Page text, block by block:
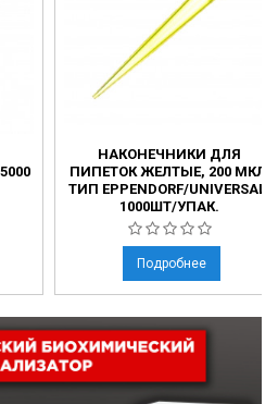
НАКОНЕЧНИКИ ДЛЯ
ПИПЕТОК ЖЕЛТЫЕ, 200 МКЛ,
ТИП EPPENDORF/UNIVERSAL,
1000ШТ/УПАК.
Подробнее